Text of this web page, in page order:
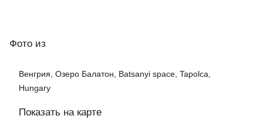
Фото из
Венгрия, Озеро Балатон, Batsanyi space, Tapolca,
Hungary
Показать на карте